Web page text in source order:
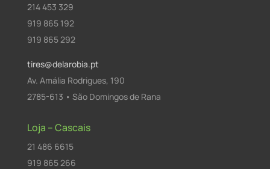
214 453 329
919 865 192
919 865 292
tires@delarobia.pt
Av. Amália Rodrigues, 190
2785-613 • São Domingos de Rana
Loja – Cascais
21 486 6615
919 865 266